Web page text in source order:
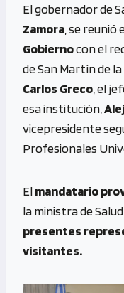
b
o
o
k
se
n
g
er
Li
n
k
El gobernador de
Zamora , se
Gobiernocon el
de San Martín de
Carlos Greco , el
esa institución,
vicepresidente
Profesionales
Elmandatario
la ministra de Salud,
presentes
visitantes.